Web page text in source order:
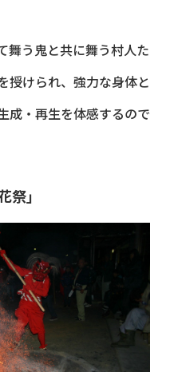
舞う鬼と共に舞う村人た
授けられ、強力な身体と
成・再生を体感するので
祭」